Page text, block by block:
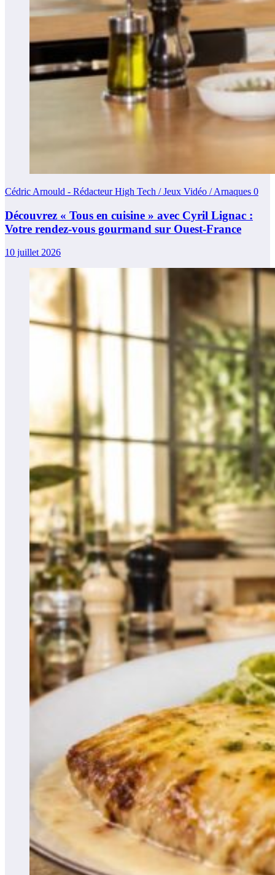
Cédric Arnould - Rédacteur High Tech / Jeux Vidéo / Arnaques 0
Découvrez « Tous en cuisine » avec Cyril Lignac :
Votre rendez-vous gourmand sur Ouest-France
10 juillet 2026